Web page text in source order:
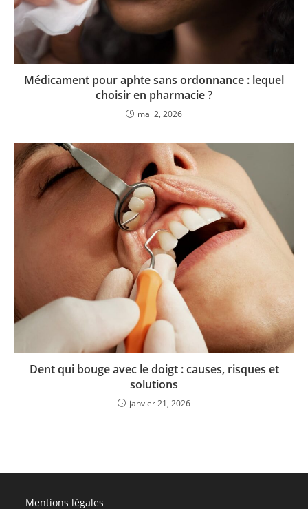
Médicament pour aphte sans ordonnance : lequel
choisir en pharmacie ?
mai 2, 2026
Dent qui bouge avec le doigt : causes, risques et
solutions
janvier 21, 2026
Mentions légales